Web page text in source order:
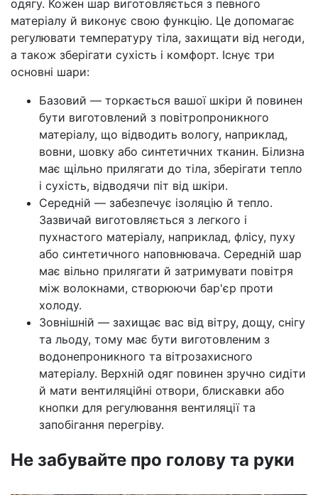
одягу. Кожен шар виготовляється з певного
матеріалу й виконує свою функцію. Це допомагає
регулювати температуру тіла, захищати від негоди,
а також зберігати сухість і комфорт. Існує три
основні шари:
Базовий — торкається вашої шкіри й повинен
бути виготовлений з повітропроникного
матеріалу, що відводить вологу, наприклад,
вовни, шовку або синтетичних тканин. Білизна
має щільно прилягати до тіла, зберігати тепло
і сухість, відводячи піт від шкіри.
Середній — забезпечує ізоляцію й тепло.
Зазвичай виготовляється з легкого і
пухнастого матеріалу, наприклад, флісу, пуху
або синтетичного наповнювача. Середній шар
має вільно прилягати й затримувати повітря
між волокнами, створюючи бар'єр проти
холоду.
Зовнішній — захищає вас від вітру, дощу, снігу
та льоду, тому має бути виготовленим з
водонепроникного та вітрозахисного
матеріалу. Верхній одяг повинен зручно сидіти
й мати вентиляційні отвори, блискавки або
кнопки для регулювання вентиляції та
запобігання перегріву.
Не забувайте про голову та руки